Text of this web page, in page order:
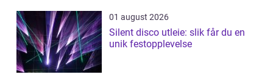
01 august 2026
Silent disco utleie: slik får du en
unik festopplevelse